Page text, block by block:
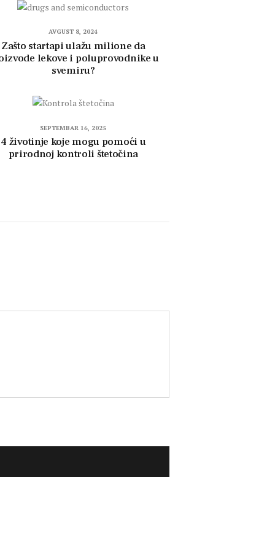
AVGUST 8, 2024
Zašto startapi ulažu milione da
lekove i poluprovodnike u
svemiru?
SEPTEMBAR 16, 2025
4 životinje koje mogu pomoći u
prirodnoj kontroli štetočina